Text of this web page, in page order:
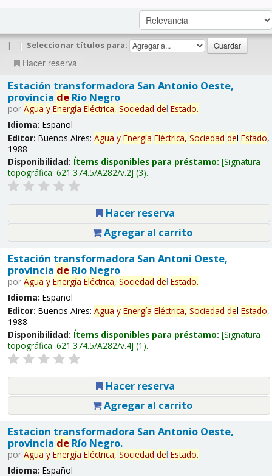
| | Seleccionar títulos para:
Hacer reserva
Estación transformadora San Antonio Oeste,
provincia deRío Negro
por Agua y Energía Eléctrica, Sociedad del Estado.
Idioma: Español
Editor: Buenos Aires: Agua y Energía Eléctrica, Sociedad del Estado,
1988
Disponibilidad: Ítems disponibles para préstamo: Signatura
topográfica: 621.374.5/A282/v.2 (3).
Hacer reserva
Agregar al carrito
Estación transformadora San Antoni Oeste,
provincia deRío Negro
por Agua y Energía Eléctrica, Sociedad del Estado.
Idioma: Español
Editor: Buenos Aires: Agua y Energía Eléctrica, Sociedad del Estado,
1988
Disponibilidad: Ítems disponibles para préstamo: Signatura
topográfica: 621.374.5/A282/v.4 (1).
Hacer reserva
Agregar al carrito
Estacion transformadora San Antonio Oeste,
provincia deRío Negro.
por Agua y Energía Eléctrica, Sociedad del Estado.
Idioma: Español